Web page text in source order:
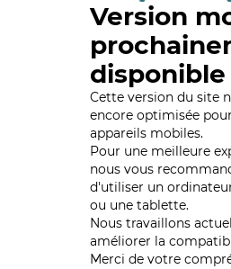
Version
disponible
Cette version du site
encore optimisée
appareils mobiles.
Pour une meilleure
nous vous
d'utiliser un
ou une tablette.
Nous travaillons
améliorer la
Merci de votre